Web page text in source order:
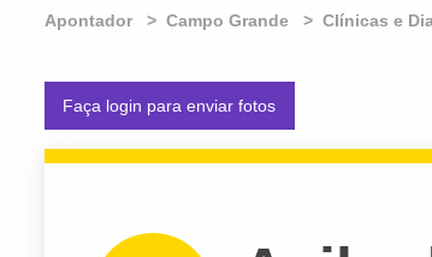
Apontador Campo Grande Clínicas e
Faça login para enviar fotos